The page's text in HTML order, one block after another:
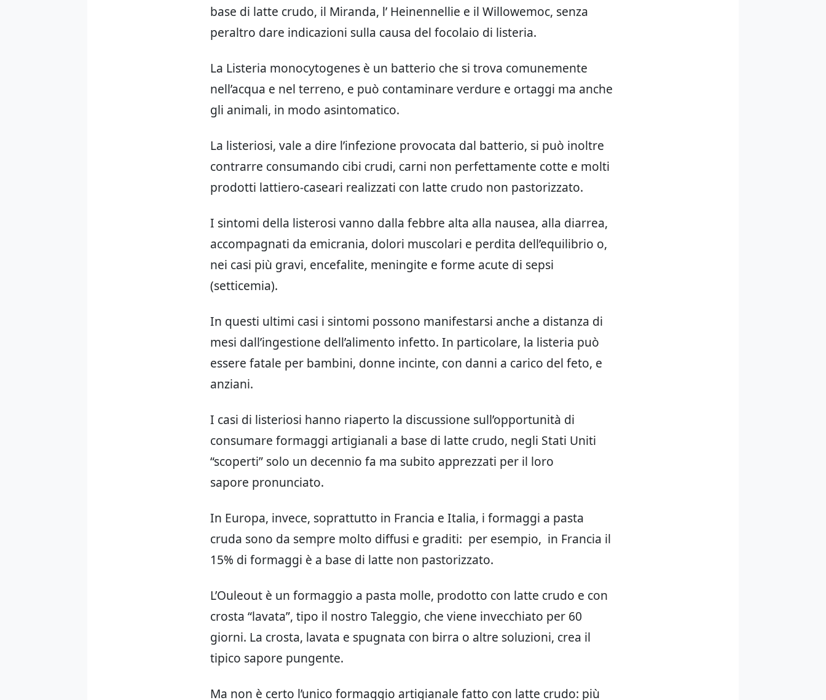
base di latte crudo, il Miranda, l’ Heinennellie e il Willowemoc, senza
peraltro dare indicazioni sulla causa del focolaio di listeria.
La Listeria monocytogenes è un batterio che si trova comunemente
nell’acqua e nel terreno, e può contaminare verdure e ortaggi ma anche
gli animali, in modo asintomatico.
La listeriosi, vale a dire l’infezione provocata dal batterio, si può inoltre
contrarre consumando cibi crudi, carni non perfettamente cotte e molti
prodotti lattiero-caseari realizzati con latte crudo non pastorizzato.
I sintomi della listerosi vanno dalla febbre alta alla nausea, alla diarrea,
accompagnati da emicrania, dolori muscolari e perdita dell’equilibrio o,
nei casi più gravi, encefalite, meningite e forme acute di sepsi
(setticemia).
In questi ultimi casi i sintomi possono manifestarsi anche a distanza di
mesi dall’ingestione dell’alimento infetto. In particolare, la listeria può
essere fatale per bambini, donne incinte, con danni a carico del feto, e
anziani.
I casi di listeriosi hanno riaperto la discussione sull’opportunità di
consumare formaggi artigianali a base di latte crudo, negli Stati Uniti
“scoperti” solo un decennio fa ma subito apprezzati per il loro
sapore pronunciato.
In Europa, invece, soprattutto in Francia e Italia, i formaggi a pasta
cruda sono da sempre molto diffusi e graditi: per esempio, in Francia il
15% di formaggi è a base di latte non pastorizzato.
L’Ouleout è un formaggio a pasta molle, prodotto con latte crudo e con
crosta “lavata”, tipo il nostro Taleggio, che viene invecchiato per 60
giorni. La crosta, lavata e spugnata con birra o altre soluzioni, crea il
tipico sapore pungente.
Ma non è certo l’unico formaggio artigianale fatto con latte crudo: più